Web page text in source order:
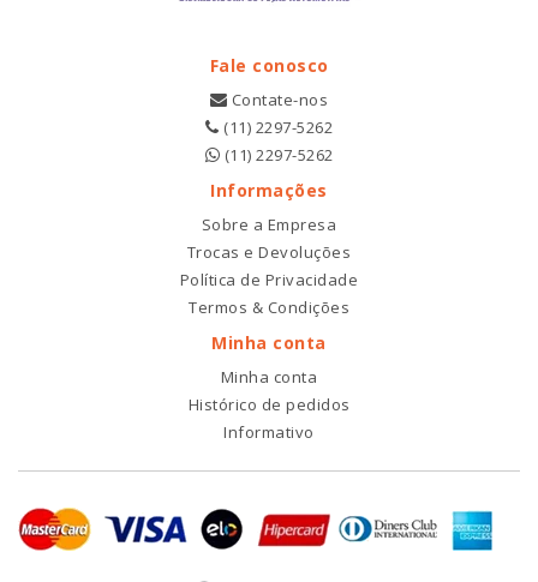
Fale conosco
Contate-nos
(11) 2297-5262
(11) 2297-5262
Informações
Sobre a Empresa
Trocas e Devoluções
Política de Privacidade
Termos & Condições
Minha conta
Minha conta
Histórico de pedidos
Informativo